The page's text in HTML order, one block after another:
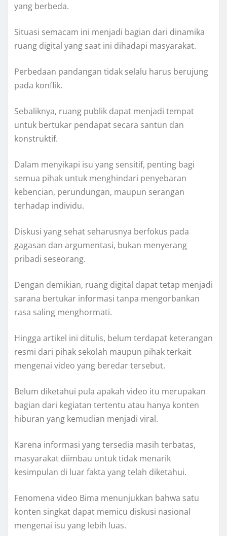
yang berbeda.
Situasi semacam ini menjadi bagian dari dinamika
ruang digital yang saat ini dihadapi masyarakat.
Perbedaan pandangan tidak selalu harus berujung
pada konflik.
Sebaliknya, ruang publik dapat menjadi tempat
untuk bertukar pendapat secara santun dan
konstruktif.
Dalam menyikapi isu yang sensitif, penting bagi
semua pihak untuk menghindari penyebaran
kebencian, perundungan, maupun serangan
terhadap individu.
Diskusi yang sehat seharusnya berfokus pada
gagasan dan argumentasi, bukan menyerang
pribadi seseorang.
Dengan demikian, ruang digital dapat tetap menjadi
sarana bertukar informasi tanpa mengorbankan
rasa saling menghormati.
Hingga artikel ini ditulis, belum terdapat keterangan
resmi dari pihak sekolah maupun pihak terkait
mengenai video yang beredar tersebut.
Belum diketahui pula apakah video itu merupakan
bagian dari kegiatan tertentu atau hanya konten
hiburan yang kemudian menjadi viral.
Karena informasi yang tersedia masih terbatas,
masyarakat diimbau untuk tidak menarik
kesimpulan di luar fakta yang telah diketahui.
Fenomena video Bima menunjukkan bahwa satu
konten singkat dapat memicu diskusi nasional
mengenai isu yang lebih luas.